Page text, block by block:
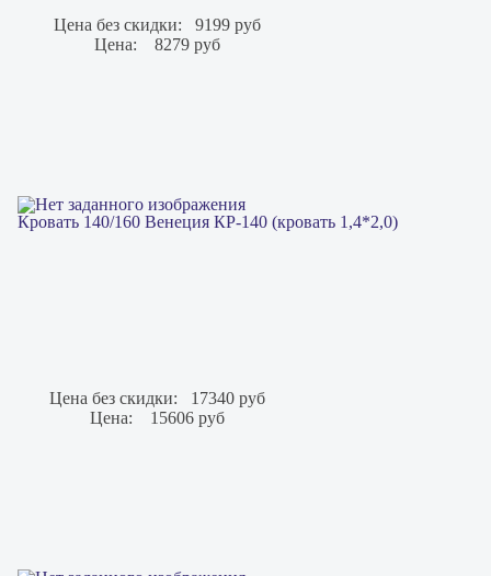
Цена без скидки:
9199 руб
Цена:
8279 руб
Кровать 140/160 Венеция КР-140 (кровать 1,4*2,0)
Цена без скидки:
17340 руб
Цена:
15606 руб